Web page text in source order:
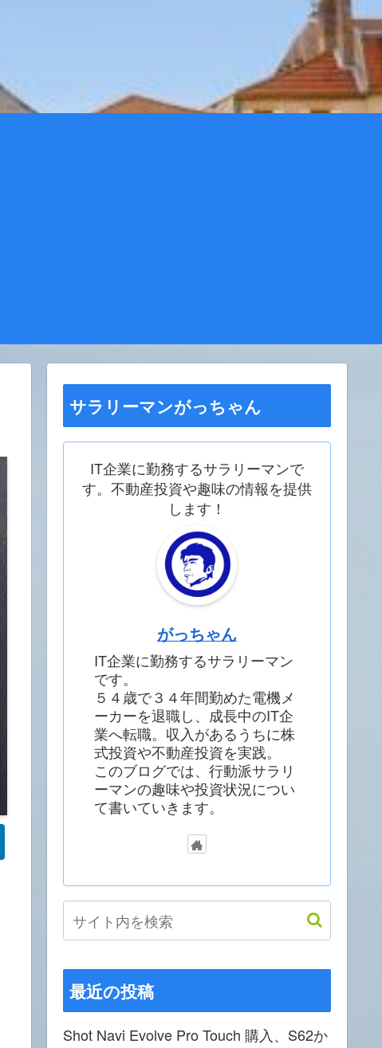
サラリーマンがっちゃん
IT企業に勤務するサラリーマンで
す。不動産投資や趣味の情報を提供
します！
がっちゃん
IT企業に勤務するサラリーマン
です。
５４歳で３４年間勤めた電機メ
ーカーを退職し、成長中のIT企
業へ転職。収入があるうちに株
式投資や不動産投資を実践。
このブログでは、行動派サラリ
ーマンの趣味や投資状況につい
て書いていきます。
最近の投稿
Shot Navi Evolve Pro Touch 購入、S62か